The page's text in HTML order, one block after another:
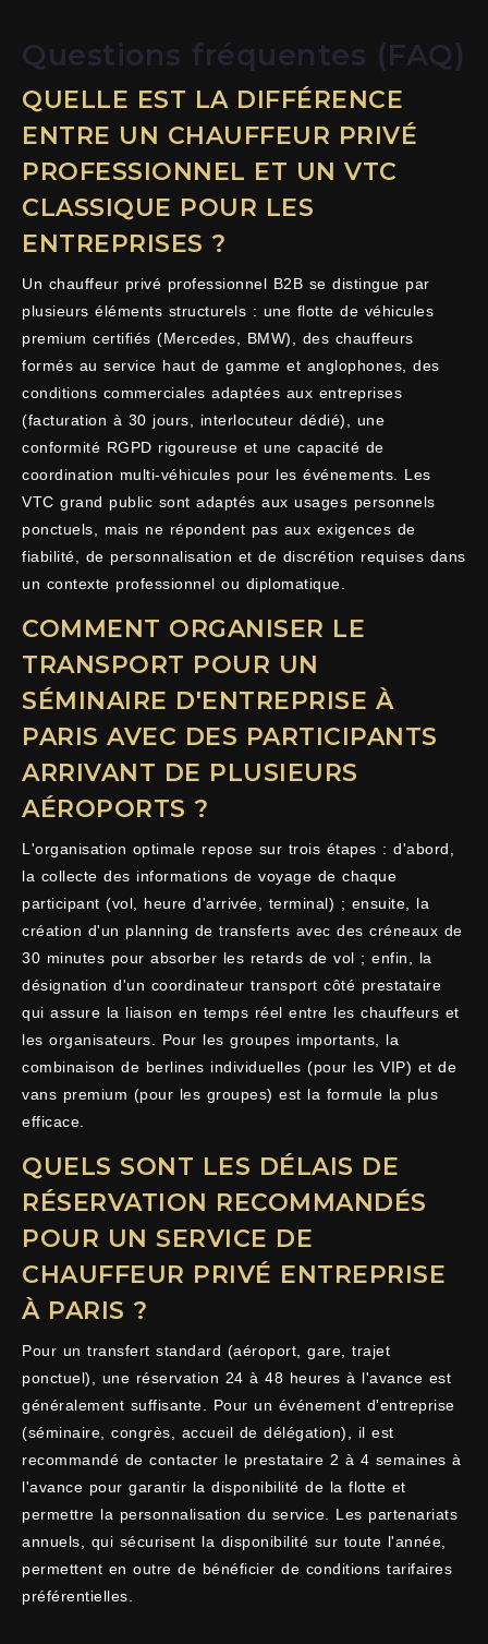
Questions fréquentes (FAQ)
QUELLE EST LA DIFFÉRENCE
ENTRE UN CHAUFFEUR PRIVÉ
PROFESSIONNEL ET UN VTC
CLASSIQUE POUR LES
ENTREPRISES ?
Un chauffeur privé professionnel B2B se distingue par
plusieurs éléments structurels : une flotte de véhicules
premium certifiés (Mercedes, BMW), des chauffeurs
formés au service haut de gamme et anglophones, des
conditions commerciales adaptées aux entreprises
(facturation à 30 jours, interlocuteur dédié), une
conformité RGPD rigoureuse et une capacité de
coordination multi-véhicules pour les événements. Les
VTC grand public sont adaptés aux usages personnels
ponctuels, mais ne répondent pas aux exigences de
fiabilité, de personnalisation et de discrétion requises dans
un contexte professionnel ou diplomatique.
COMMENT ORGANISER LE
TRANSPORT POUR UN
SÉMINAIRE D'ENTREPRISE À
PARIS AVEC DES PARTICIPANTS
ARRIVANT DE PLUSIEURS
AÉROPORTS ?
L'organisation optimale repose sur trois étapes : d'abord,
la collecte des informations de voyage de chaque
participant (vol, heure d'arrivée, terminal) ; ensuite, la
création d'un planning de transferts avec des créneaux de
30 minutes pour absorber les retards de vol ; enfin, la
désignation d'un coordinateur transport côté prestataire
qui assure la liaison en temps réel entre les chauffeurs et
les organisateurs. Pour les groupes importants, la
combinaison de berlines individuelles (pour les VIP) et de
vans premium (pour les groupes) est la formule la plus
efficace.
QUELS SONT LES DÉLAIS DE
RÉSERVATION RECOMMANDÉS
POUR UN SERVICE DE
CHAUFFEUR PRIVÉ ENTREPRISE
À PARIS ?
Pour un transfert standard (aéroport, gare, trajet
ponctuel), une réservation 24 à 48 heures à l'avance est
généralement suffisante. Pour un événement d'entreprise
(séminaire, congrès, accueil de délégation), il est
recommandé de contacter le prestataire 2 à 4 semaines à
l'avance pour garantir la disponibilité de la flotte et
permettre la personnalisation du service. Les partenariats
annuels, qui sécurisent la disponibilité sur toute l'année,
permettent en outre de bénéficier de conditions tarifaires
préférentielles.